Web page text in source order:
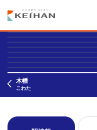
木幡
こわた